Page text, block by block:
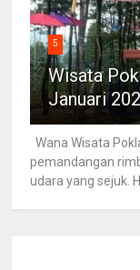
5
Wisata
Januari
Wana Wisata
pemandangan
udara yang sejuk.